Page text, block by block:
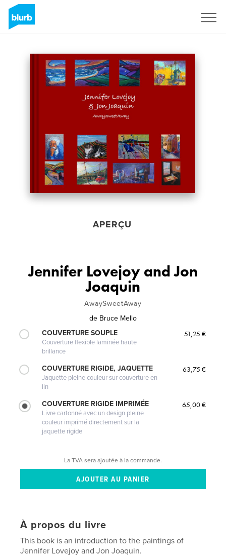
APERÇU
Jennifer Lovejoy and Jon
Joaquin
AwaySweetAway
de Bruce Mello
COUVERTURE SOUPLE
Couverture flexible laminée haute
brillance
51,25 €
COUVERTURE RIGIDE, JAQUETTE
Jaquette pleine couleur sur couverture en
lin
63,75 €
COUVERTURE RIGIDE IMPRIMÉE
Livre cartonné avec un design pleine
couleur imprimé directement sur la
jaquette rigide
65,00 €
La TVA sera ajoutée à la commande.
À propos du livre
This book is an introduction to the paintings of
Jennifer Lovejoy and Jon Joaquin.